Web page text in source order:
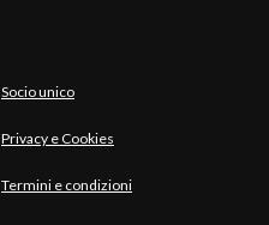
Socio unico
Privacy e Cookies
Termini e condizioni